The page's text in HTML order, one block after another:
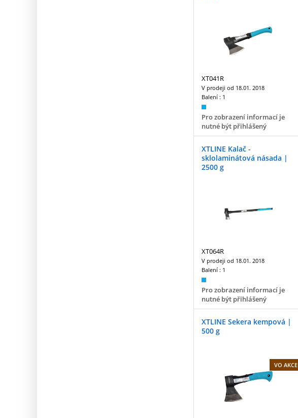
XT041R
V prodeji od 18.01. 2018
Balení : 1
Pro zobrazení informací je
nutné být přihlášený
XTLINE Kalač -
sklolaminátová násada |
2500 g
XT064R
V prodeji od 18.01. 2018
Balení : 1
Pro zobrazení informací je
nutné být přihlášený
XTLINE Sekera kempová |
500 g
VO AKCE